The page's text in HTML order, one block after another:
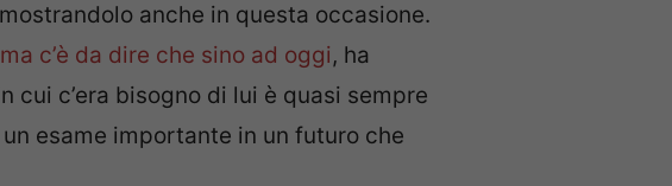
anche in questa occasione.
ma c’è da dire che sino ad oggi, ha
cui c’era bisogno di lui è quasi sempre
esame importante in un futuro che